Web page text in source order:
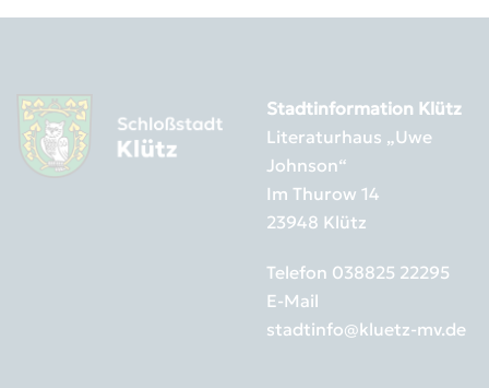
Stadtinformation Klütz
Literaturhaus „Uwe
Johnson“
Im Thurow 14
23948 Klütz
Telefon 038825 22295
E-Mail
stadtinfo@kluetz-mv.de